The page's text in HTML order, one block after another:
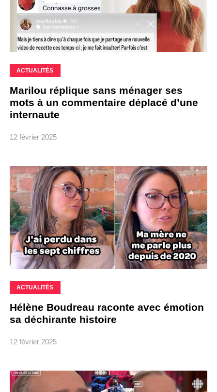
ACTUALITÉS
Marilou réplique sans ménager ses
mots à un commentaire déplacé d’une
internaute
12 février 2025
ACTUALITÉS
Hélène Boudreau raconte avec émotion
sa déchirante histoire
12 février 2025